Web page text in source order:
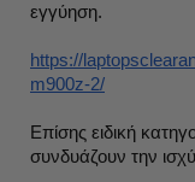
εγγύηση.
https://
m900z-2/
Επίσης ειδική
συνδυάζουν την